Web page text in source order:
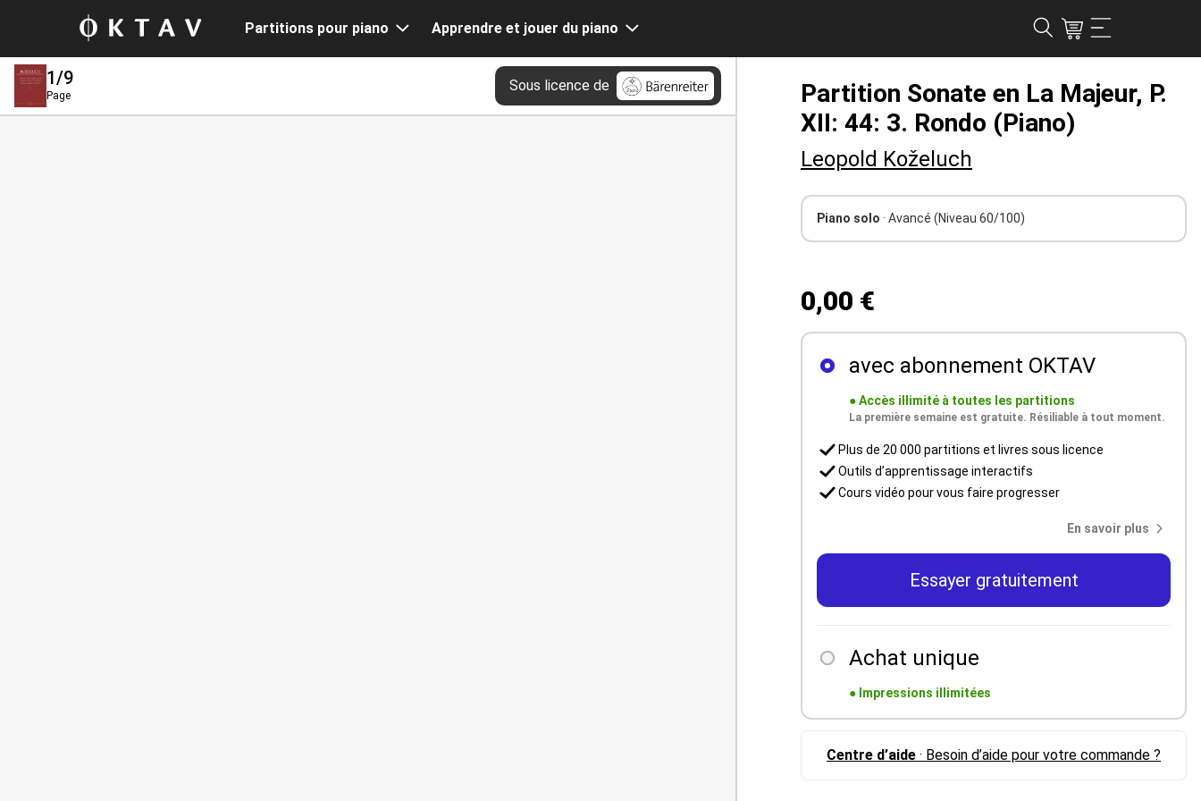
Partitions pour piano Apprendre et jouer du piano
1/9
Page
Sous licence de
Partition Sonate en La Majeur, P.
XII: 44: 3. Rondo (Piano)
Leopold Koželuch
Piano solo · Avancé (Niveau 60/100)
0,00 €
avec abonnement OKTAV
●Accès illimité à toutes les partitions
La première semaine est gratuite. Résiliable à tout moment.
Plus de 20 000 partitions et livres sous licence
Outils d’apprentissage interactifs
Cours vidéo pour vous faire progresser
En savoir plus
Essayer gratuitement
Achat unique
● Impressions illimitées
Centre d’aide · Besoin d’aide pour votre commande ?